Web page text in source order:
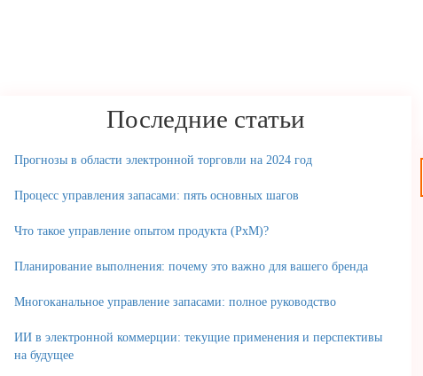
Последние статьи
Прогнозы в области электронной торговли на 2024 год
Процесс управления запасами: пять основных шагов
Что такое управление опытом продукта (PxM)?
Планирование выполнения: почему это важно для вашего бренда
Многоканальное управление запасами: полное руководство
ИИ в электронной коммерции: текущие применения и перспективы
на будущее